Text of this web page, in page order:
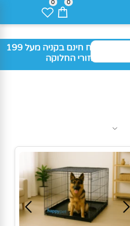
משלוח חינם בקניה מעל 199
₪ באזורי החלוקה
0 0